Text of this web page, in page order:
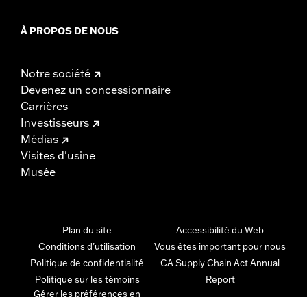
À PROPOS DE NOUS
Notre société
Devenez un concessionnaire
Carrières
Investisseurs
Médias
Visites d'usine
Musée
Plan du site
Conditions d'utilisation
Politique de confidentialité
Politique sur les témoins
Gérer les préférences en
Accessibilité du Web
Vous êtes important pour nous
CA Supply Chain Act Annual
Report